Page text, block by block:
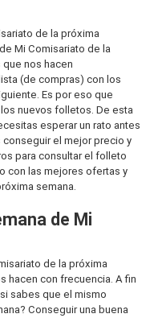
de la próxima
Mi Comisariato de la
nos hacen
(de compras) con los
Es por eso que
nuevos folletos. De esta
esperar un rato antes
el mejor precio y
para consultar el folleto
con las mejores ofertas y
semana.
de Mi
de la próxima
hacen con frecuencia. A fin
sabes que el mismo
Conseguir una buena